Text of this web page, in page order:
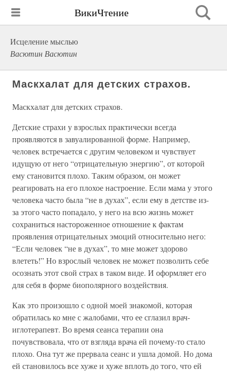
ВикиЧтение
Исцеление мыслью
Васютин Васютин
Маскхалат для детских страхов.
Маскхалат для детских страхов.
Детские страхи у взрослых практически всегда
проявляются в завуалированной форме. Например,
человек встречается с другим человеком и чувствует
идущую от него “отрицательную энергию”, от которой
ему становится плохо. Таким образом, он может
реагировать на его плохое настроение. Если мама у этого
человека часто была “не в духах”, если ему в детстве из-
за этого часто попадало, у него на всю жизнь может
сохраниться настороженное отношение к фактам
проявления отрицательных эмоций относительно него:
“Если человек “не в духах”, то мне может здорово
влететь!” Но взрослый человек не может позволить себе
осознать этот свой страх в таком виде. И оформляет его
для себя в форме биополярного воздействия.
Как это произошло с одной моей знакомой, которая
обратилась ко мне с жалобами, что ее сглазил врач-
иглотерапевт. Во время сеанса терапии она
почувствовала, что от взгляда врача ей почему-то стало
плохо. Она тут же прервала сеанс и ушла домой. Но дома
ей становилось все хуже и хуже вплоть до того, что ей